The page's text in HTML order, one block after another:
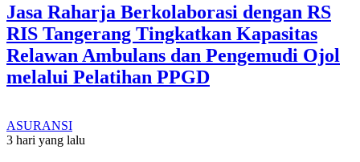
Jasa Raharja Berkolaborasi dengan RS
RIS Tangerang Tingkatkan Kapasitas
Relawan Ambulans dan Pengemudi Ojol
melalui Pelatihan PPGD
ASURANSI
3 hari yang lalu